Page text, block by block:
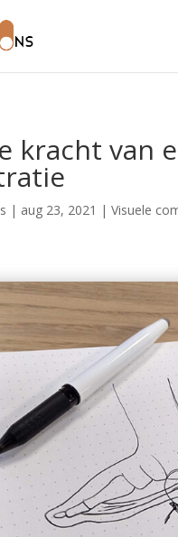
kracht van
| aug 23, 2021 | Visuele